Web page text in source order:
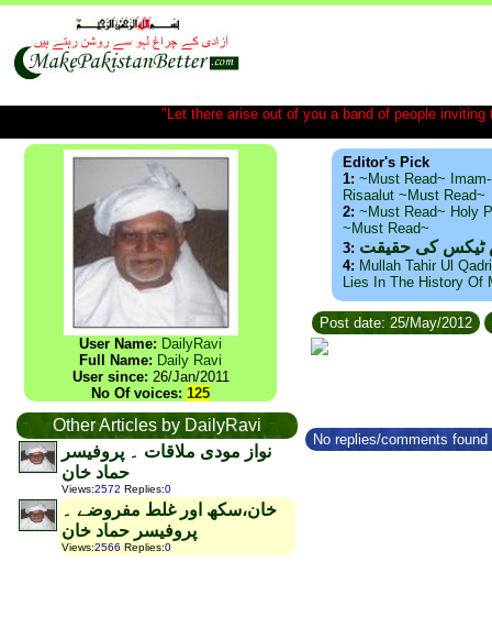
"Let there arise out of you a band of people
User Name: DailyRavi
Full Name: Daily Ravi
User since: 26/Jan/2011
No Of voices: 125
Other Articles by DailyRavi
نواز مودی ملاقات ۔ پروفیسر
حماد خان
Views:2572 Replies:0
خان،سکھ اور غلط مفروضے ۔
پروفیسر حماد خان
Views:2566 Replies:0
Editor's Pick
1: ~Must Read~
Risaalut ~Must Read~
2: ~Must Read~ Holy
~Must Read~
3: ٹیکس کی حقیقت
4: Mullah Tahir Ul
Lies In The History Of
Post date: 25/May/2012
No replies/comments